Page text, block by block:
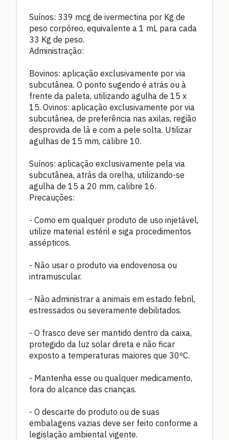
Suínos: 339 mcg de ivermectina por Kg de
peso corpóreo, equivalente a 1 mL para cada
33 Kg de peso.
Administração:
Bovinos: aplicação exclusivamente por via
subcutânea. O ponto sugerido é atrás ou à
frente da paleta, utilizando agulha de 15 x
15. Ovinos: aplicação exclusivamente por via
subcutânea, de preferência nas axilas, região
desprovida de lã e com a pele solta. Utilizar
agulhas de 15 mm, calibre 10.
Suínos: aplicação exclusivamente pela via
subcutânea, atrás da orelha, utilizando-se
agulha de 15 a 20 mm, calibre 16.
Precauções:
- Como em qualquer produto de uso injetável,
utilize material estéril e siga procedimentos
assépticos.
- Não usar o produto via endovenosa ou
intramuscular.
- Não administrar a animais em estado febril,
estressados ou severamente debilitados.
- O frasco deve ser mantido dentro da caixa,
protegido da luz solar direta e não ficar
exposto a temperaturas maiores que 30ºC.
- Mantenha esse ou qualquer medicamento,
fora do alcance das crianças.
- O descarte do produto ou de suas
embalagens vazias deve ser feito conforme a
legislação ambiental vigente.